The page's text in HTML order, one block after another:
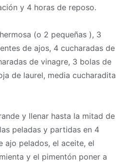
y 4 horas de reposo.
(o 2 pequeñas ), 3
de ajos, 4 cucharadas de
de vinagre, 3 bolas de
de laurel, media cucharadita
y llenar hasta la mitad de
peladas y partidas en 4
ajo pelados, el aceite, el
y el pimentón poner a